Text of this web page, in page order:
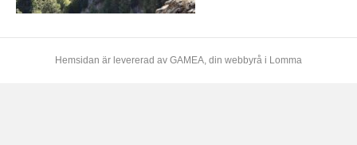
Hemsidan är levererad av GAMEA, din webbyrå i Lomma